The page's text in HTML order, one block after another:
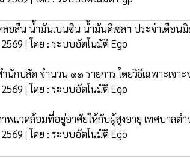
ล่อลื่น น้ำมันเบนซิน น้ำมันดีเซลฯ ประจำเดือ
| โดย : ระบบอัตโนมัติ Egp
นักปลัด จำนวน ๑๑ รายการ โดยวิธีเฉพาะเจาะ
| โดย : ระบบอัตโนมัติ Egp
พแวดล้อมที่อยู่อาศัยให้กับผู้สูงอายุ เทศบาลตำ
| โดย : ระบบอัตโนมัติ Egp